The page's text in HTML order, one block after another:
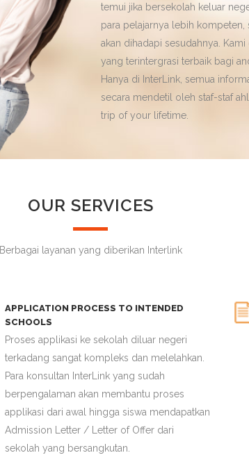
temui jika bersekolah keluar
para pelajarnya lebih
akan dihadapi sesudahnya.
yang terintergrasi terbaik bagi
Hanya di InterLink, semua
secara mendetil oleh staf-staf
trip of your lifetime.
OUR SERVICES
Berbagai layanan yang diberikan Interlink
APPLICATION PROCESS TO INTENDED
SCHOOLS
Proses applikasi ke sekolah diluar negeri
terkadang sangat kompleks dan melelahkan.
Para konsultan InterLink yang sudah
berpengalaman akan membantu proses
applikasi dari awal hingga siswa mendapatkan
Admission Letter / Letter of Offer dari
sekolah yang bersangkutan.